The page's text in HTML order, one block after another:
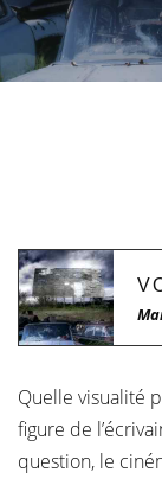
Quelle visualité
figure de
question, le